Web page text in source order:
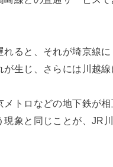
ると、それが埼京線
生じ、さらには川越線
トロなどの地下鉄が
象と同じことが、JR